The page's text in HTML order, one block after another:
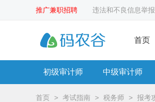
推广兼职招聘 违法和不良信息举报
首页
初级审计师 中级审计师
首页 > 考试指南 > 税务师 > 报考